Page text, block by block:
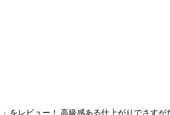
をレビュー！ 高級感ある仕上がりでさすが